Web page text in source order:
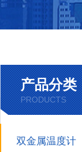
产品分类
PRODUCTS
双金属温度计